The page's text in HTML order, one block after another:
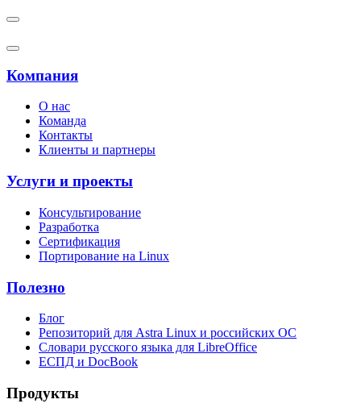
Компания
О нас
Команда
Контакты
Клиенты и партнеры
Услуги и проекты
Консультирование
Разработка
Сертификация
Портирование на Linux
Полезно
Блог
Репозиторий для Astra Linux и российских ОС
Словари русского языка для LibreOffice
ЕСПД и DocBook
Продукты